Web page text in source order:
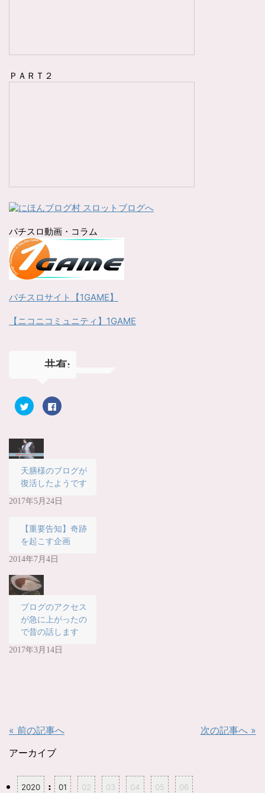
ＰＡＲＴ２
パチスロ動画・コラム
パチスロサイト【1GAME】
【ニコニコミュニティ】1GAME
共有:
ク
リ
て
T
w
i
t
t
e
r
で
共
新
し
い
ウ
ン
ウ
で
開
き
ま
す
)
F
a
共
有
す
る
に
は
ッ
ク
し
て
い
ウ
ィ
ン
ド
ウ
で
開
天膳様のブログが
復活したようです
2017年5月24日
【重要告知】奇跡
を起こす企画
2014年7月4日
ブログのアクセス
が急に上がったの
で昔の話します
2017年3月14日
« 前の記事へ 次の記事へ »
アーカイブ
2020 : 01 02 03 04 05 06